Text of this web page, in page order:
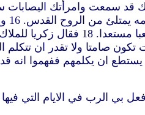
13 فقال له الملاك لا تخف يا زكريا لان طلبتك قد سمعت
يوحنا.
اسرائيل الى الرب الههم. 17 ويتقدم امامه بروح ايليا وقوته ليرد قلوب الآباء
في ايامها. 19 فاجاب الملاك وقال له انا جبرائيل الواقف قدام الله وأرسلت لاكلمك وابشرك
وقته. 21 وكان الشعب منتظرين زكريا ومتعجبين من ابطائه في الهيكل. 22 فلما خرج لم
الى بيته. 24 وبعد تلك الايام حبلت اليصابات امرأته واخفت نفسها خمسة اشهر قائلة 25